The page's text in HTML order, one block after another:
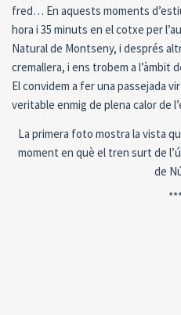
fred… En aquests moments
hora i 35 minuts en el cotxe per
Natural de Montseny, i després
cremallera, i ens trobem a l’àmbit
El convidem a fer una passejada
veritable enmig de plena calor de
La primera foto mostra la vista
moment en què el tren surt de
de